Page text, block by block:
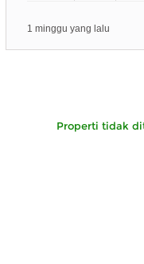
1 minggu yang lalu
Properti tidak